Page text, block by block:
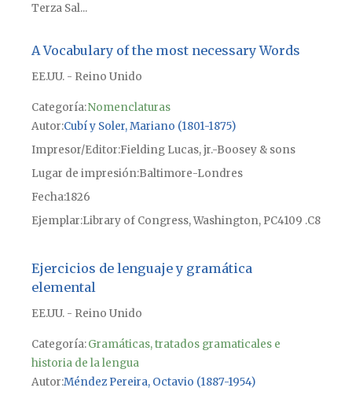
Terza Sal...
A Vocabulary of the most necessary Words
EE.UU. - Reino Unido
Categoría:Nomenclaturas
Autor Cubí y Soler, Mariano (1801-1875)
Impresor/Editor Fielding Lucas, jr.-Boosey & sons
Lugar de impresiónBaltimore-Londres
Fecha1826
Ejemplar Library of Congress, Washington, PC4109 .C8
Ejercicios de lenguaje y gramática
elemental
EE.UU. - Reino Unido
Categoría:Gramáticas, tratados gramaticales e
historia de la lengua
Autor Méndez Pereira, Octavio (1887-1954)